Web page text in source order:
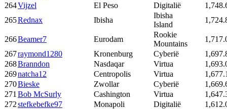
264Vijzel El Peso Digitalië
265Rednax Ibisha
Ibisha
Island
266Beamer7 Eurodam
Rookie
Mountains
267raymond1280 Kronenburg Cyberië
268Branndon Nasdaqar Virtua
269natcha12 Centropolis Virtua
270Bieske Zwollar Cyberië
271 Bob McSurly Cashington Virtua
272stefkebefke97 Monapoli Digitalië